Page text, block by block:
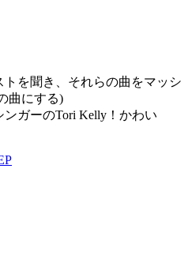
を聞き、それらの曲をマッシ
曲にする)
ガーのTori Kelly！かわい